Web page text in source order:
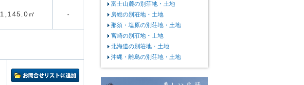
1,145.0㎡ -
富士山麓の別荘地・土地
房総の別荘地・土地
那須・塩原の別荘地・土地
宮崎の別荘地・土地
北海道の別荘地・土地
沖縄・離島の別荘地・土地